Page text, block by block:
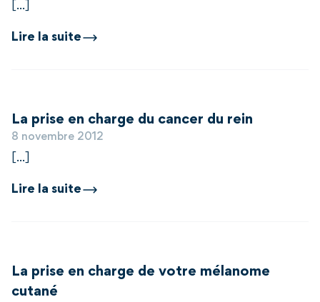
[...]
Lire la suite
La prise en charge du cancer du rein
8 novembre 2012
[...]
Lire la suite
La prise en charge de votre mélanome
cutané